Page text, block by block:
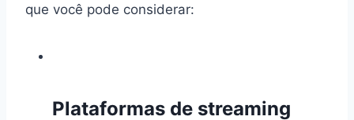
que você pode considerar:
Plataformas de streaming